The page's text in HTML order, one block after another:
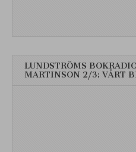
LUNDSTRÖMS
MARTINSON 2/3: VÅRT